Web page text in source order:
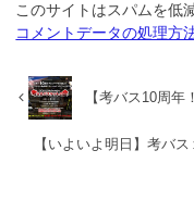
このサイトはスパムを低
コメントデータの処理方
【考バス10周
【いよいよ明日】考バ